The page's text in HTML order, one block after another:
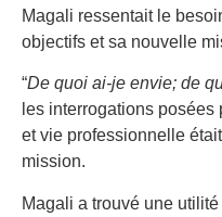
Magali ressentait le
objectifs et sa nouvelle
“De quoi ai-je envie; de
les interrogations
et vie professionnelle
mission.
Magali a trouvé une